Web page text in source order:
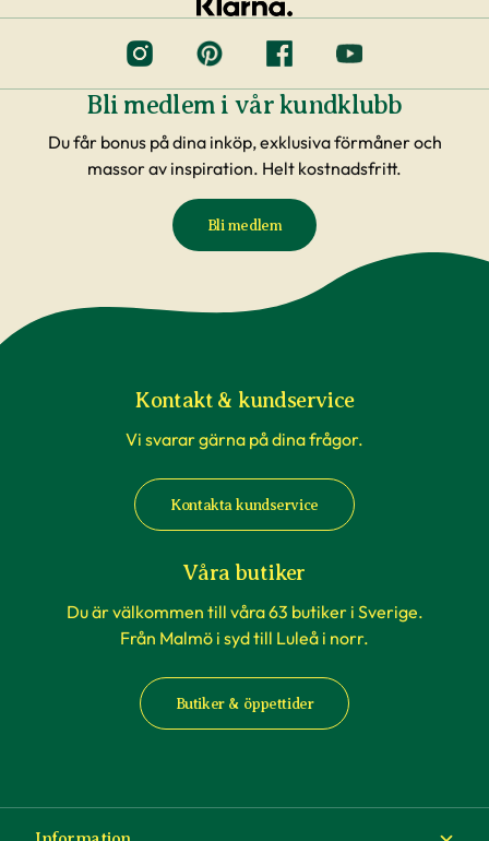
Bli medlem i vår kundklubb
Du får bonus på dina inköp, exklusiva förmåner och
massor av inspiration. Helt kostnadsfritt.
Bli medlem
Kontakt & kundservice
Vi svarar gärna på dina frågor.
Kontakta kundservice
Våra butiker
Du är välkommen till våra 63 butiker i Sverige.
Från Malmö i syd till Luleå i norr.
Butiker & öppettider